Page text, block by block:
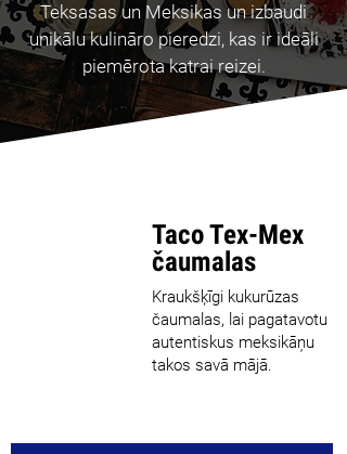
Teksasas un Meksikas un izbaudi
unikālu kulināro pieredzi, kas ir ideāli
piemērota katrai reizei.
Taco Tex-Mex
čaumalas
Kraukšķīgi kukurūzas
čaumalas, lai pagatavotu
autentiskus meksikāņu
takos savā mājā.